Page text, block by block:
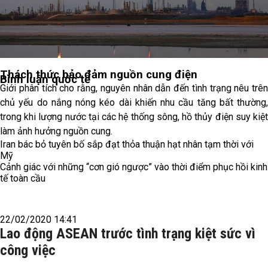
Bình luận quốc tế
Thách thức bảo đảm nguồn cung điện
Giới phân tích cho rằng, nguyên nhân dẫn đến tình trạng nêu trên
chủ yếu do nắng nóng kéo dài khiến nhu cầu tăng bất thường,
trong khi lượng nước tại các hệ thống sông, hồ thủy điện suy kiệt
làm ảnh hưởng nguồn cung.
Iran bác bỏ tuyên bố sắp đạt thỏa thuận hạt nhân tạm thời với
Mỹ
Cảnh giác với những “cơn gió ngược” vào thời điểm phục hồi kinh
tế toàn cầu
22/02/2020 14:41
Lao động ASEAN trước tình trạng kiệt sức vì
công việc